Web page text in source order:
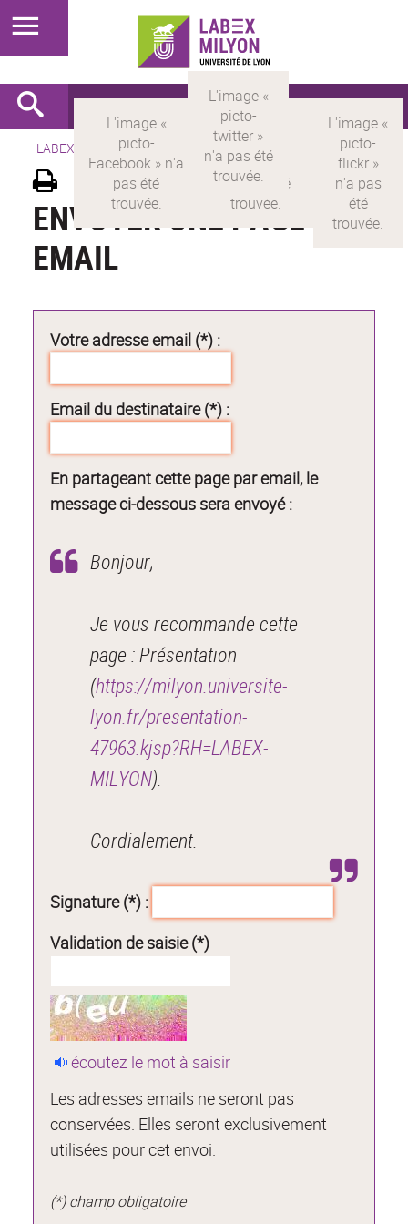
LABEX > LABEX MILYON
ENVOYER UNE PAGE PAR
EMAIL
Votre adresse email (*) :
Email du destinataire (*) :
En partageant cette page par email, le
message ci-dessous sera envoyé :
Bonjour,
Je vous recommande cette
page : Présentation
(https://milyon.universite-
lyon.fr/presentation-
47963.kjsp?RH=LABEX-
MILYON).
Cordialement.
Signature (*) :
Validation de saisie (*)
écoutez le mot à saisir
Les adresses emails ne seront pas
conservées. Elles seront exclusivement
utilisées pour cet envoi.
(*) champ obligatoire